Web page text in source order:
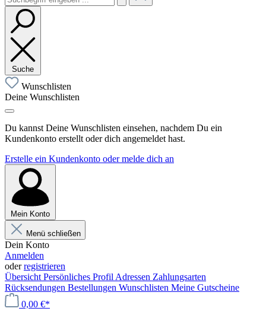
Suche
Wunschlisten
Deine Wunschlisten
Du kannst Deine Wunschlisten einsehen, nachdem Du ein
Kundenkonto erstellt oder dich angemeldet hast.
Erstelle ein Kundenkonto oder melde dich an
Mein Konto
Menü schließen
Dein Konto
Anmelden
oderregistrieren
Übersicht Persönliches Profil Adressen Zahlungsarten
Rücksendungen Bestellungen Wunschlisten Meine Gutscheine
0,00 €*